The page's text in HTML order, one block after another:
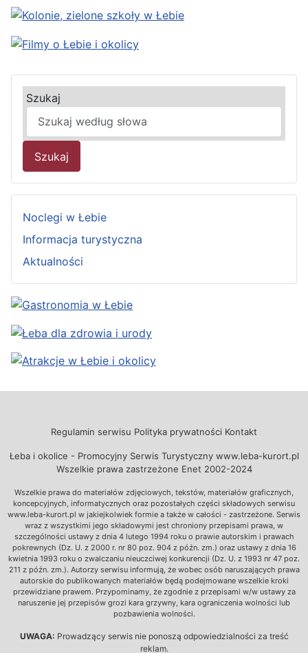
Szukaj
Szukaj
Noclegi w Łebie
Informacja turystyczna
Aktualności
Regulamin serwisu Polityka prywatności Kontakt
Łeba i okolice - Promocyjny Serwis Turystyczny www.leba-kurort.pl
Wszelkie prawa zastrzeżone Enet 2002-2024
Wszelkie prawa do materiałów zdjęciowych, tekstów, materiałów graficznych,
koncepcyjnych, informatycznych oraz pozostałych części składowych serwisu
www.leba-kurort.pl w jakiejkolwiek formie a także w całości - zastrzeżone. Serwis
wraz z wszystkimi jego składowymi jest chroniony przepisami prawa, w
szczególności ustawy z dnia 4 lutego 1994 roku o prawie autorskim i prawach
pokrewnych (Dz. U. z 2000 r. nr 80 poz. 904 z późn. zm.) oraz ustawy z dnia 16
kwietnia 1993 roku o zwalczaniu nieuczciwej konkurencji (Dz. U. z 1993 nr 47 poz.
211 z późn. zm.). Autorzy serwisu informują, że wobec osób naruszających prawa
autorskie do publikowanych materiałów będą podejmowane wszelkie kroki
przewidziane prawem. Przypominamy, że zgodnie z przepisami w/w ustawy za
naruszenie jej przepisów grozi kara grzywny, kara ograniczenia wolności lub
pozbawienia wolności.
UWAGA: Prowadzący serwis nie ponoszą odpowiedzialności za treść
reklam.